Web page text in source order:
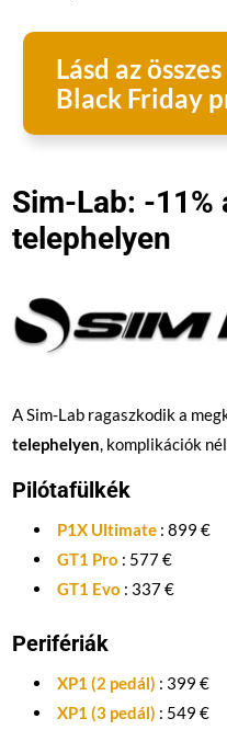
Lásd az
Black Friday
Sim-Lab: -11%
telephelyen
A Sim-Lab ragaszkodik a
telephelyen, komplikációk
Pilótafülkék
P1X Ultimate : 899 €
GT1 Pro : 577 €
GT1 Evo : 337 €
Perifériák
XP1 (2 pedál) : 399 €
XP1 (3 pedál) : 549 €